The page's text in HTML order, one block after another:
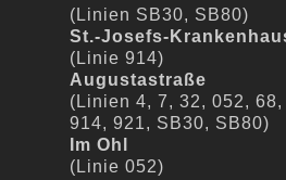
(Linien SB30, SB80)
St.-Josefs-
(Linie 914)
Augustastraße
(Linien 4, 7, 32, 052,
914, 921, SB30, SB80)
Im Ohl
(Linie 052)